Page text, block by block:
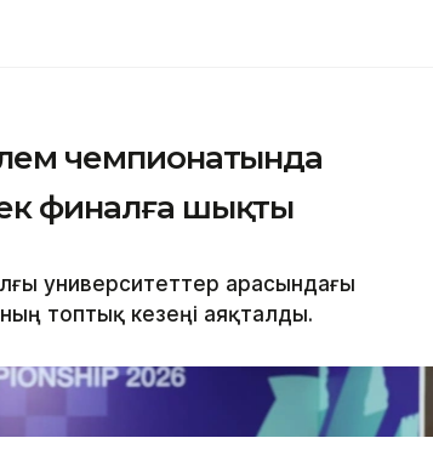
чемпионатында
финалға шықты
университеттер арасындағы
топтық кезеңі аяқталды.